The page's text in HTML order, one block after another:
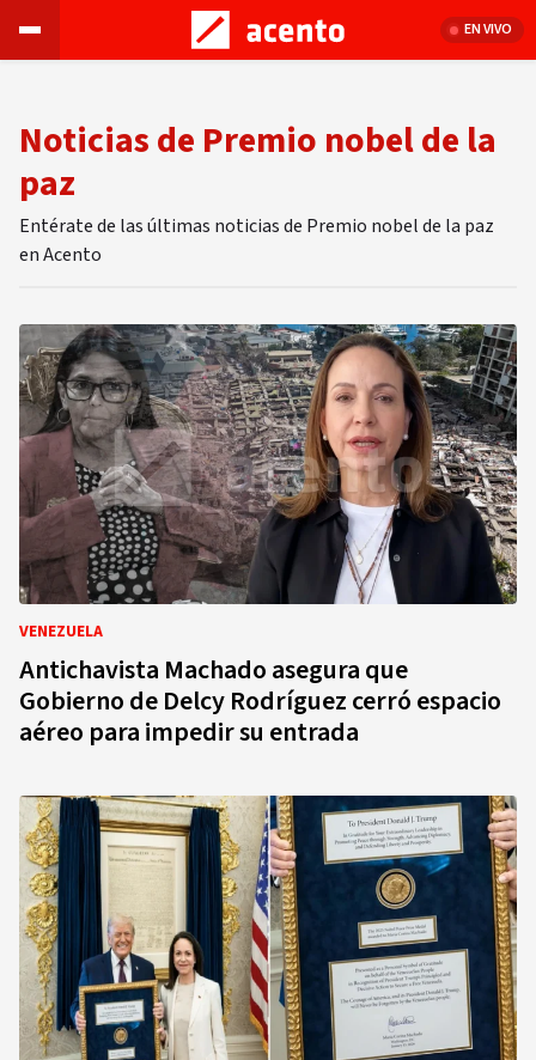
EN VIVO
Noticias de Premio nobel de la
paz
Entérate de las últimas noticias de Premio nobel de la paz
en Acento
VENEZUELA
Antichavista Machado asegura que
Gobierno de Delcy Rodríguez cerró espacio
aéreo para impedir su entrada